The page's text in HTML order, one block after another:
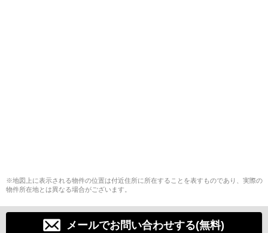
※地図上に表示される物件の位置は付近住所に所在することを表すものであり、実際の
物件所在地とは異なる場合がございます。
メールでお問い合わせする(無料)